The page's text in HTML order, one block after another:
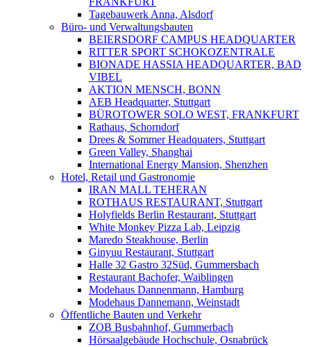
Tagebauwerk Anna, Alsdorf
Büro- und Verwaltungsbauten
BEIERSDORF CAMPUS HEADQUARTER
RITTER SPORT SCHOKOZENTRALE
BIONADE HASSIA HEADQUARTER, BAD
VIBEL
AKTION MENSCH, BONN
AEB Headquarter, Stuttgart
BÜROTOWER SOLO WEST, FRANKFURT
Rathaus, Schorndorf
Drees & Sommer Headquaters, Stuttgart
Green Valley, Shanghai
International Energy Mansion, Shenzhen
Hotel, Retail und Gastronomie
IRAN MALL TEHERAN
ROTHAUS RESTAURANT, Stuttgart
Holyfields Berlin Restaurant, Stuttgart
White Monkey Pizza Lab, Leipzig
Maredo Steakhouse, Berlin
Ginyuu Restaurant, Stuttgart
Halle 32 Gastro 32Süd, Gummersbach
Restaurant Bachofer, Waiblingen
Modehaus Dannenmann, Hamburg
Modehaus Dannemann, Weinstadt
Öffentliche Bauten und Verkehr
ZOB Busbahnhof, Gummerbach
Hörsaalgebäude Hochschule, Osnabrück